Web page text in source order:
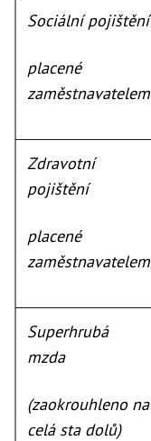
Sociální pojištění
placené
zaměstnavatelem
Zdravotní
pojištění
placené
zaměstnavatelem
Superhrubá
mzda
(zaokrouhleno na
celá sta dolů)